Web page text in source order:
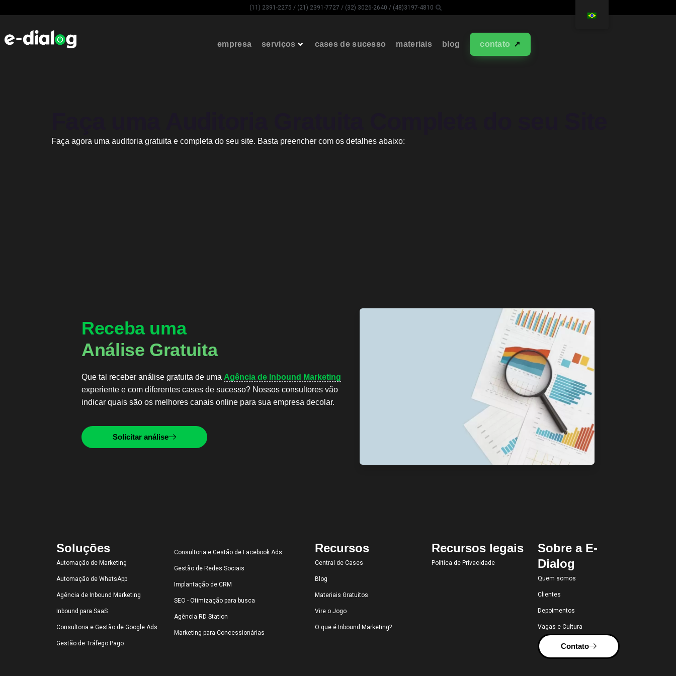
(11) 2391-2275 / (21) 2391-7727 / (32) 3026-2640 / (48)3197-4810
empresa serviços cases de sucesso materiais blog contato
Faça agora uma auditoria gratuita e completa do seu site. Basta preencher com os detalhes abaixo:
Receba uma
Análise Gratuita
Que tal receber análise gratuita de uma Agência de Inbound Marketing
experiente e com diferentes cases de sucesso? Nossos consultores vão
indicar quais são os melhores canais online para sua empresa decolar.
Solicitar análise
Soluções
Automação de Marketing
Automação de WhatsApp
Agência de Inbound Marketing
Inbound para SaaS
Consultoria e Gestão de Google Ads
Gestão de Tráfego Pago
Consultoria e Gestão de Facebook Ads
Gestão de Redes Sociais
Implantação de CRM
SEO - Otimização para busca
Agência RD Station
Marketing para Concessionárias
Recursos
Central de Cases
Blog
Materiais Gratuitos
Vire o Jogo
O que é Inbound Marketing?
Recursos legais
Política de Privacidade
Sobre a E-
Dialog
Quem somos
Clientes
Depoimentos
Vagas e Cultura
Contato